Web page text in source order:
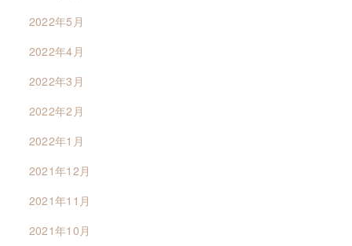
2022年5月
2022年4月
2022年3月
2022年2月
2022年1月
2021年12月
2021年11月
2021年10月